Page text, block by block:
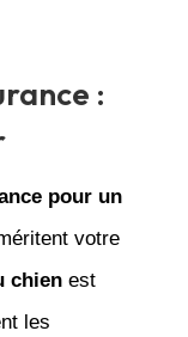
:
pour un
votre
chienest
les